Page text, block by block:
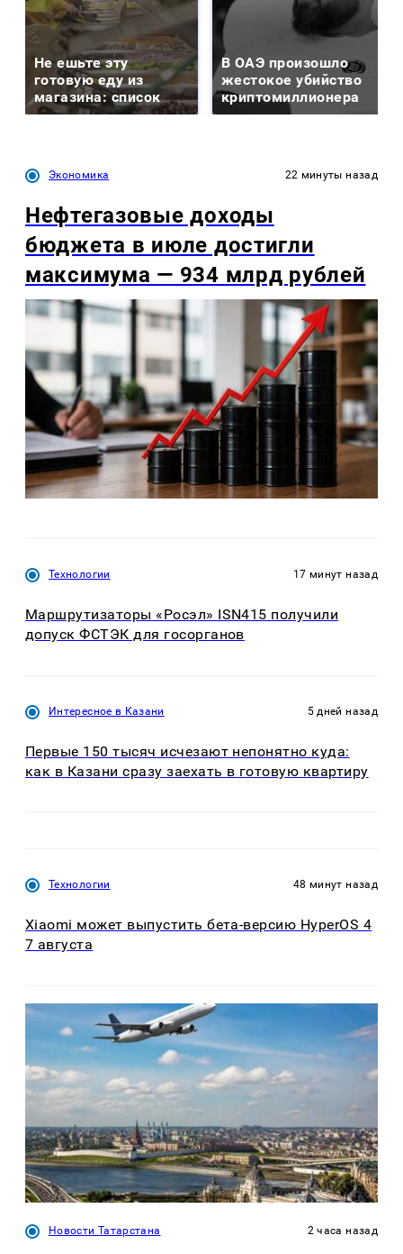
Не ешьте эту
готовую еду из
магазина: список
В ОАЭ произошло
жестокое убийство
криптомиллионера
Экономика 22 минуты назад
Нефтегазовые доходы
бюджета в июле достигли
максимума — 934 млрд рублей
Технологии 17 минут назад
Маршрутизаторы «Росэл» ISN415 получили
допуск ФСТЭК для госорганов
Интересное в Казани 5 дней назад
Первые 150 тысяч исчезают непонятно куда:
как в Казани сразу заехать в готовую квартиру
Технологии 48 минут назад
Xiaomi может выпустить бета-версию HyperOS 4
7 августа
Новости Татарстана 2 часа назад